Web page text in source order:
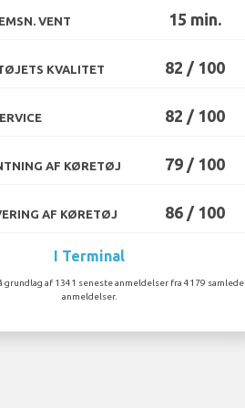
VENT 15 min.
KVALITET 82 / 100
82 / 100
AF KØRETØJ 79 / 100
AF KØRETØJ 86 / 100
I Terminal
af 1341 seneste anmeldelser fra 4179 samlede
anmeldelser.